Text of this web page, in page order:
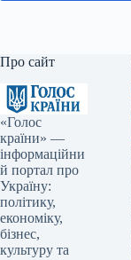
Про сайт
«Голос
країни» —
інформаційни
й портал про
Україну:
політику,
економіку,
бізнес,
культуру та